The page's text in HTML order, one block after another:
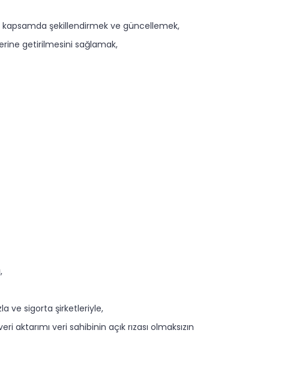
şekillendirmek ve güncellemek,
getirilmesini sağlamak,
ve sigorta şirketleriyle,
veri sahibinin açık rızası olmaksızın